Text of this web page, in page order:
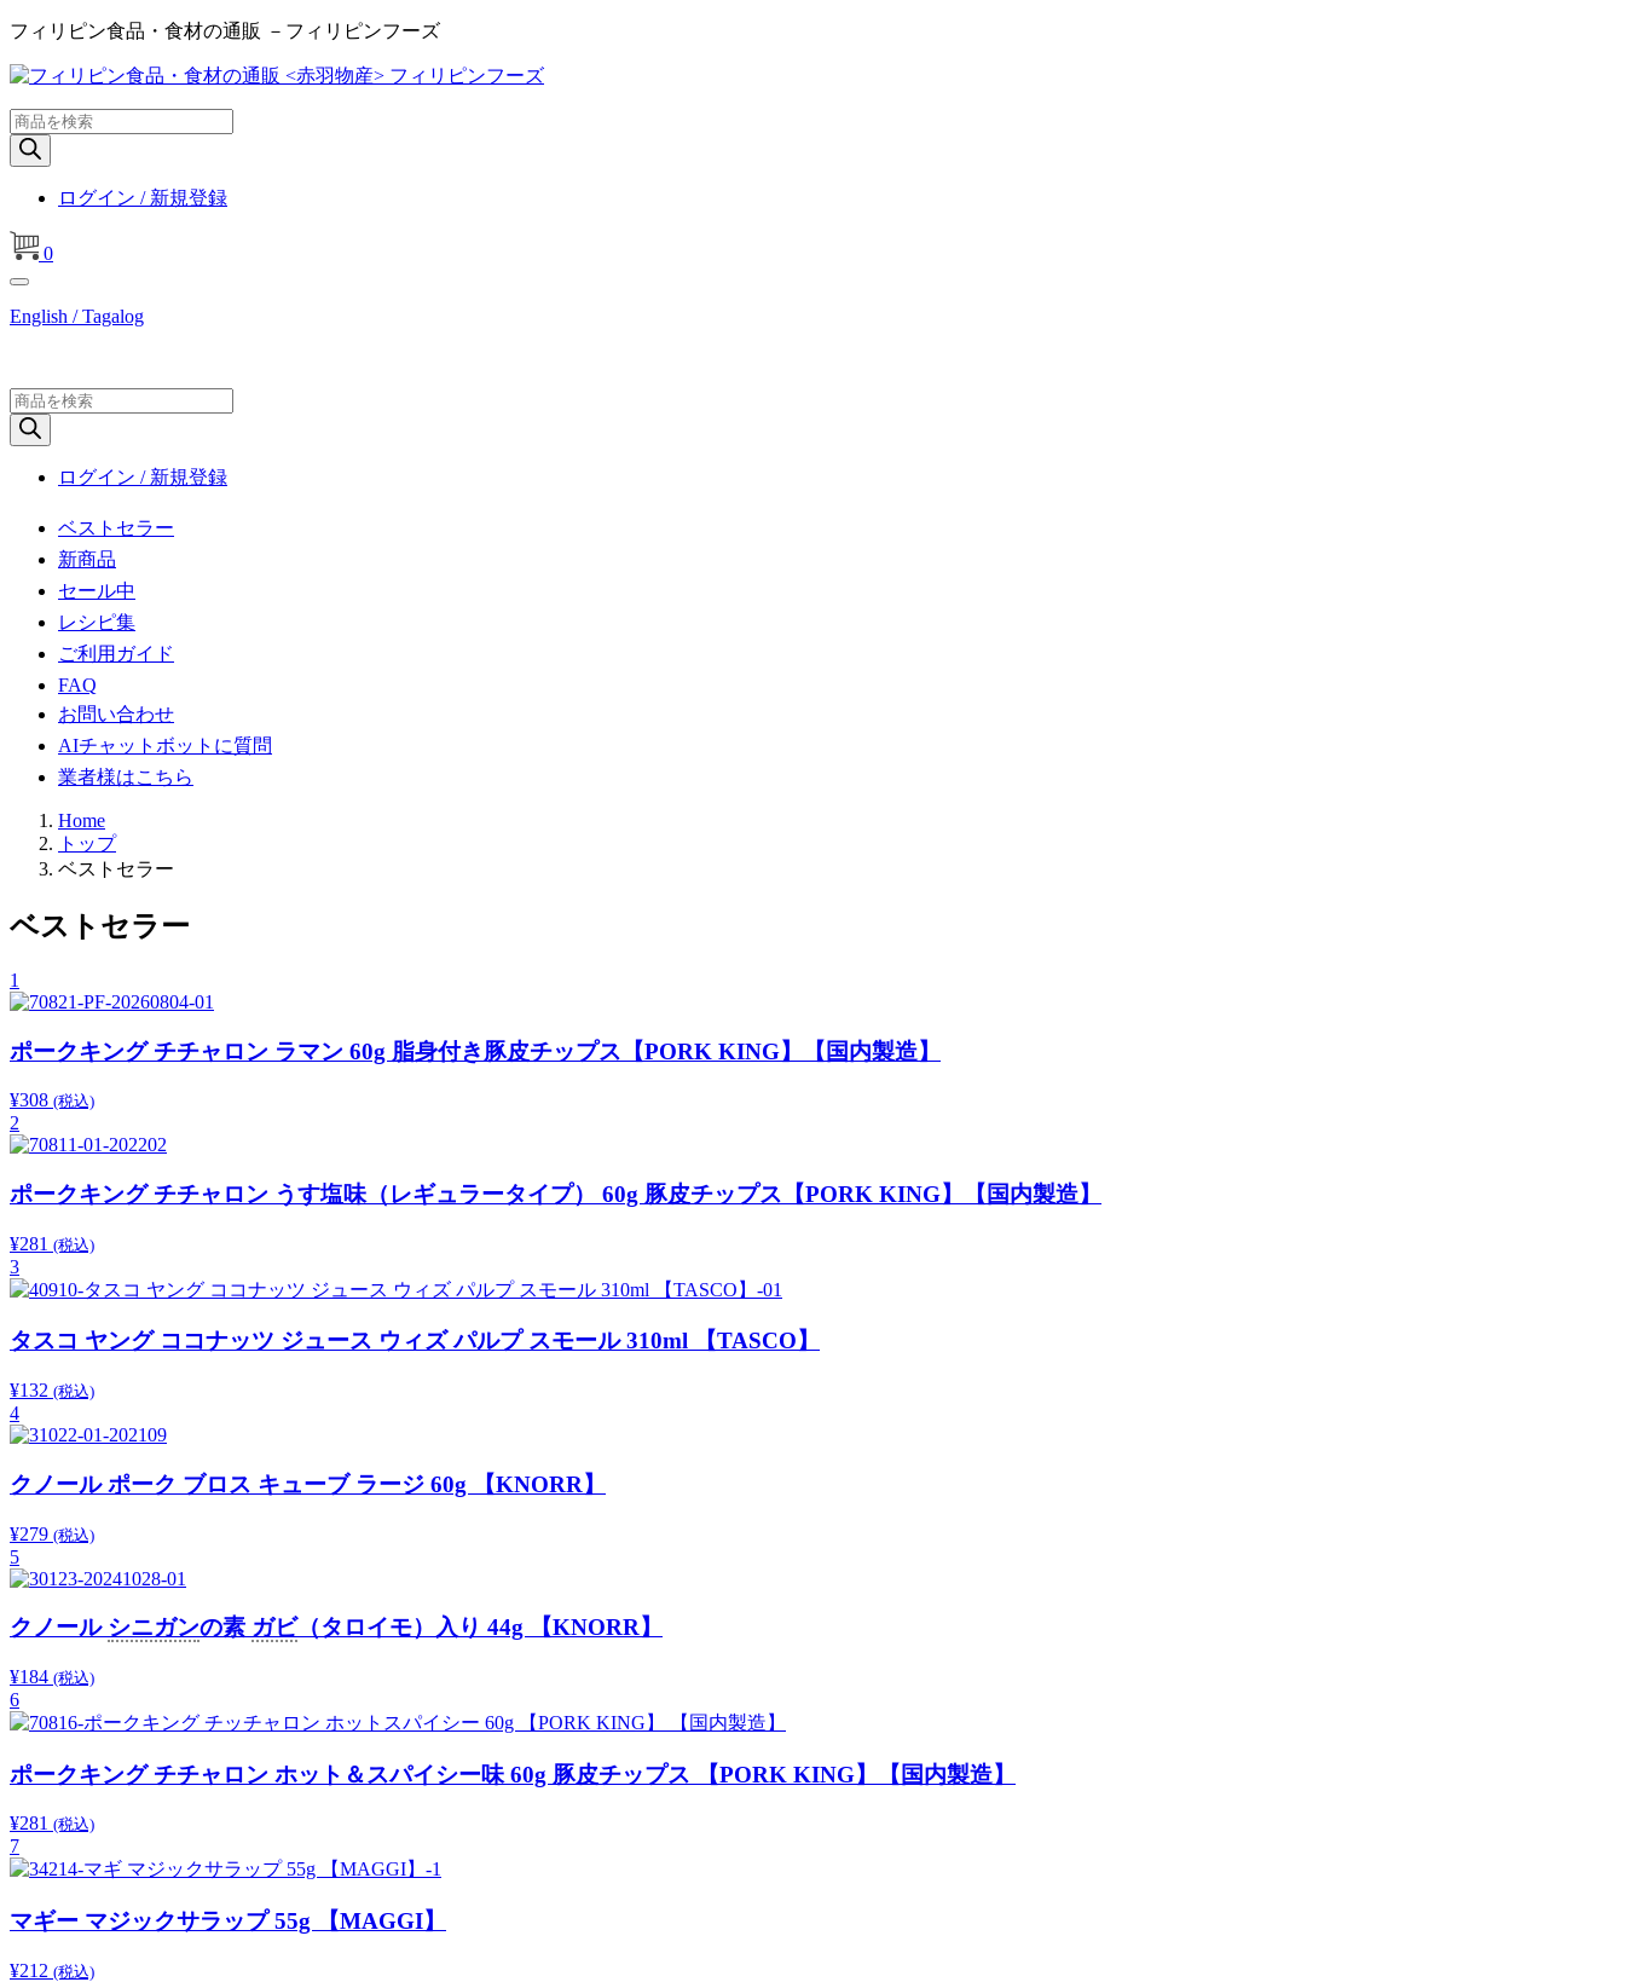
フィリピン食品・食材の通販 －フィリピンフーズ
商
品
検
ログイン / 新規登録
0
English / Tagalog
商
品
検
ログイン / 新規登録
ベストセラー
新商品
セール中
レシピ集
ご利用ガイド
FAQ
お問い合わせ
AIチャットボットに質問
業者様はこちら
Home
トップ
ベストセラー
ベストセラー
1
ポークキング チチャロン ラマン 60g 脂身付き豚皮チップス【PORK KING】【国内製造】
¥308 (税込)
2
ポークキング チチャロン うす塩味（レギュラータイプ） 60g 豚皮チップス【PORK KING】【国内製造】
¥281 (税込)
3
タスコ ヤング ココナッツ ジュース ウィズ パルプ スモール 310ml 【TASCO】
¥132 (税込)
4
クノール ポーク ブロス キューブ ラージ 60g 【KNORR】
¥279 (税込)
5
クノール シニガンの素 ガビ（タロイモ）入り 44g 【KNORR】
¥184 (税込)
6
ポークキング チチャロン ホット＆スパイシー味 60g 豚皮チップス 【PORK KING】【国内製造】
¥281 (税込)
7
マギー マジックサラップ 55g 【MAGGI】
¥212 (税込)